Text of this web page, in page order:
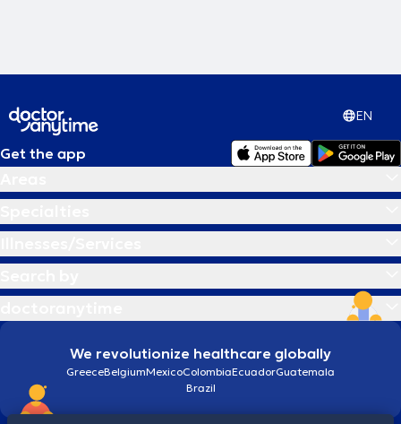
EN
Get the app
We revolutionize healthcare globally
GreeceBelgiumMexicoColombiaEcuadorGuatemala
Brazil